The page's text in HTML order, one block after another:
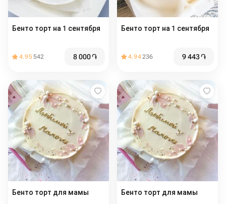
Бенто торт на 1 сентября
4.95542 8 000֏
Бенто торт на 1 сентября
4.94236 9 443֏
Бенто торт для мамы Бенто торт для мамы